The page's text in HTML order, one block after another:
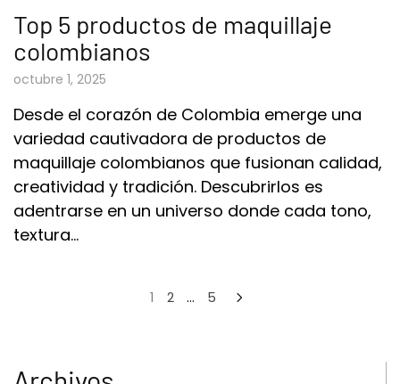
Top 5 productos de maquillaje
colombianos
octubre 1, 2025
Desde el corazón de Colombia emerge una
variedad cautivadora de productos de
maquillaje colombianos que fusionan calidad,
creatividad y tradición. Descubrirlos es
adentrarse en un universo donde cada tono,
textura…
1 2 … 5